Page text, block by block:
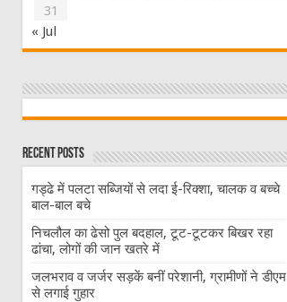
31
« Jul
Recent Posts
गड्ढे में पलटा सब्जियों से लदा ई-रिक्शा, चालक व बच्चे
बाल-बाल बचे
निचलौल का ढेसो पुल बदहाल, टूट-टूटकर बिखर रहा
ढांचा, लोगों की जान खतरे में
जलभराव व जर्जर सड़कें बनीं परेशानी, ग्रामीणों ने डीएम
से लगाई गुहार